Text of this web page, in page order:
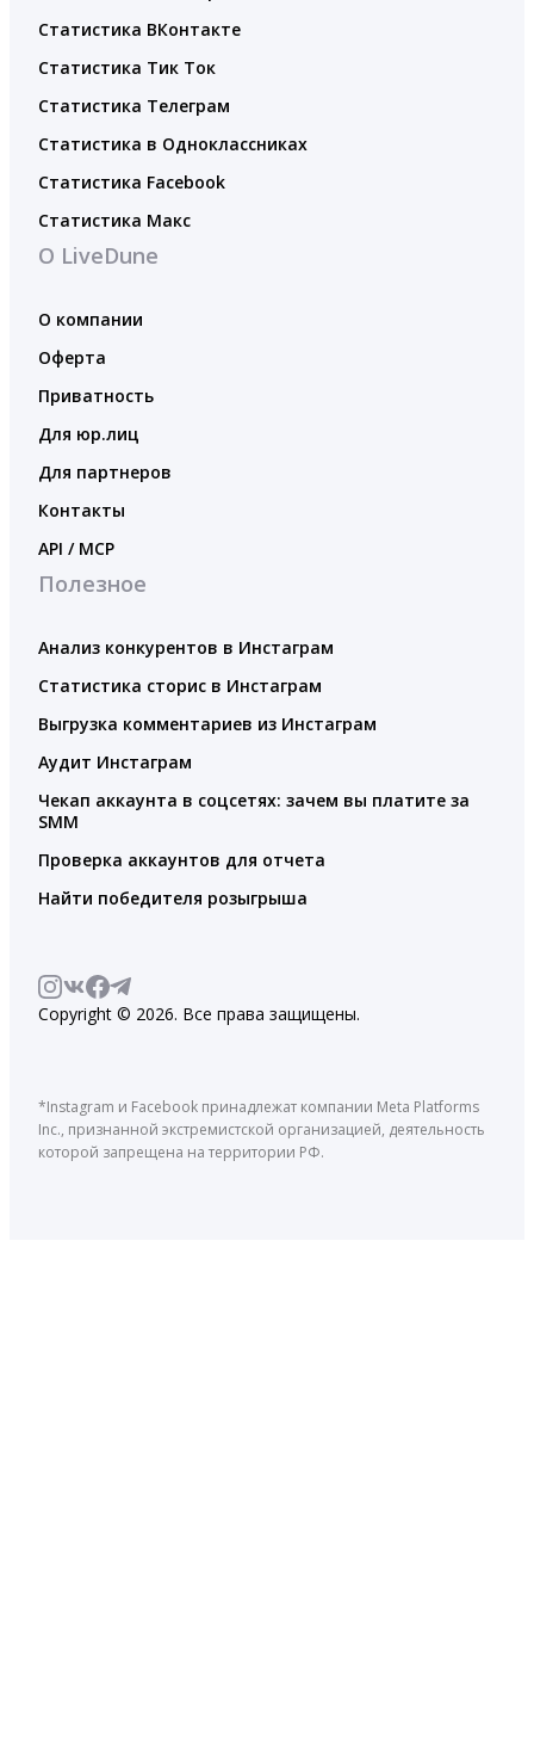
Статистика ВКонтакте
Статистика Тик Ток
Статистика Телеграм
Статистика в Одноклассниках
Статистика Facebook
Статистика Макс
О LiveDune
О компании
Оферта
Приватность
Для юр.лиц
Для партнеров
Контакты
API / MCP
Полезное
Анализ конкурентов в Инстаграм
Статистика сторис в Инстаграм
Выгрузка комментариев из Инстаграм
Аудит Инстаграм
Чекап аккаунта в соцсетях: зачем вы платите за
SMM
Проверка аккаунтов для отчета
Найти победителя розыгрыша
Copyright © 2026. Все права защищены.
*Instagram и Facebook принадлежат компании Meta Platforms
Inc., признанной экстремистской организацией, деятельность
которой запрещена на территории РФ.